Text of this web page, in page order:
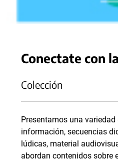
Conectate con
Colección
Presentamos una variedad
información, secuencias
lúdicas, material
abordan contenidos sobre